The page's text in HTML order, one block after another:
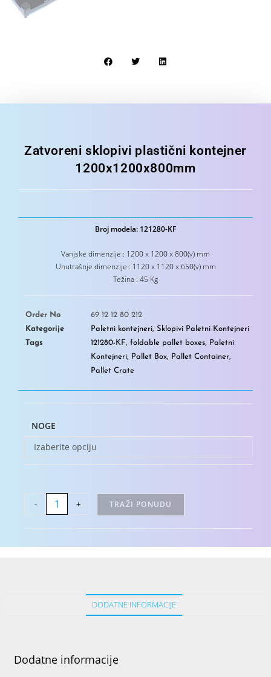
Zatvoreni sklopivi plastični kontejner
1200x1200x800mm
Broj modela: 121280-KF
Vanjske dimenzije : 1200 x 1200 x 800(v) mm
Unutrašnje dimenzije : 1120 x 1120 x 650(v) mm
Težina : 45 Kg
Order No
69 12 12 80 212
Kategorije
Paletni kontejneri, Sklopivi Paletni Kontejneri
Tags
121280-KF, foldable pallet boxes, Paletni
Kontejneri, Pallet Box, Pallet Container,
Pallet Crate
NOGE
Izaberite opciju
- + TRAŽI PONUDU
DODATNE INFORMACIJE
Dodatne informacije